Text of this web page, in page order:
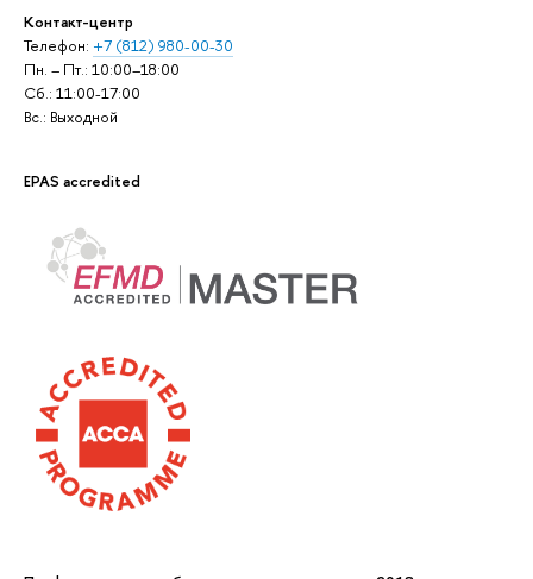
Контакт-центр
Телефон: +7 (812) 980-00-30
Пн. – Пт.: 10:00–18:00
Сб.: 11:00-17:00
Вс.: Выходной
EPAS accredited